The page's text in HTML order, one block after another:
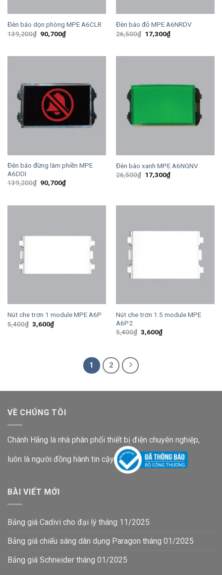
Đèn báo dọn phòng MPE A6CLR
139,200₫ Giá
gốc
90,700₫Giá
hiện
Đèn báo đỏ MPE A6NRDV
26,500₫ Giá
gốc
17,300₫Giá
hiện
Đèn báo đừng làm phiền MPE
A6DDI
139,200₫ Giá
gốc
90,700₫Giá
hiện
90,700₫.
Đèn báo xanh MPE A6NGNV
26,500₫ Giá
gốc
17,300₫Giá
hiện
Nút che trơn 1 module MPE A6P
5,400₫ Giá
gốc
3,600₫Giá
hiện
Nút che trơn 1.5 module MPE
A6P2
5,400₫ Giá
gốc
3,600₫Giá
hiện
1 2
VỀ CHÚNG TÔI
Chánh Hãng là nhà phân phối thiết bị điện chuyên nghiệp,
luôn là người đồng hành tin cậy
BÀI VIẾT MỚI
Bảng giá Cadivi cho đại lý tháng 11/2025
Bảng giá chiếu sáng dân dụng Paragon tháng 01/2025
Bảng giá Schneider tháng 01/2025